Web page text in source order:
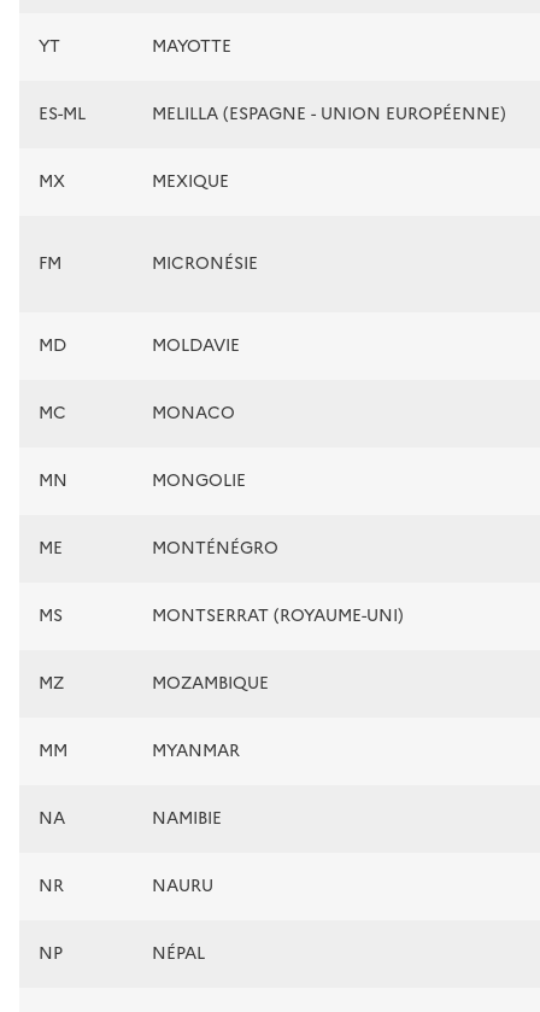
YT MAYOTTE
ES-ML MELILLA (ESPAGNE - UNION EUROPÉENNE)
MX MEXIQUE
FM MICRONÉSIE
MD MOLDAVIE
MC MONACO
MN MONGOLIE
ME MONTÉNÉGRO
MS MONTSERRAT (ROYAUME-UNI)
MZ MOZAMBIQUE
MM MYANMAR
NA NAMIBIE
NR NAURU
NP NÉPAL